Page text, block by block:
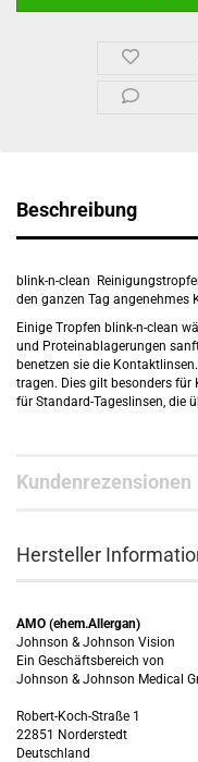
Beschreibung
blink-n-clean
den ganzen Tag angenehmes
Einige Tropfen blink-n-clean
und Proteinablagerungen
benetzen sie die
tragen. Dies gilt besonders
für Standard-Tageslinsen, die
Kundenrezensionen
Hersteller
AMO (ehem.Allergan)
Johnson & Johnson Vision
Ein Geschäftsbereich von
Johnson & Johnson Medical
Robert-Koch-Straße 1
22851 Norderstedt
Deutschland